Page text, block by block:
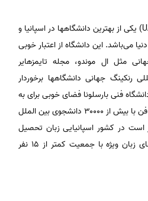
دانشگاه خودگردان مادرید (UAM) یکی از بهترین دانشگاهها در اسپانیا و
دنیا می‌باشد. این دانشگاه از اعتبار خوبی
مثل ال موندو، مجله تایمزهایر
رنکینگ جهانی دانشگاهها برخوردار
فنی بارسلونا فضای خوبی برای به
اشتراک گذاشتن ایده ها،علم و فن با بیش از ۳۰۰۰۰ دانشجوی بین الملل
است در کشور اسپانیایی زبان تحصیل
می‌کنید، دانشگاه UAM دوره‌های زبان ویژه با جمعیت کمتر از ۱۵ نفر